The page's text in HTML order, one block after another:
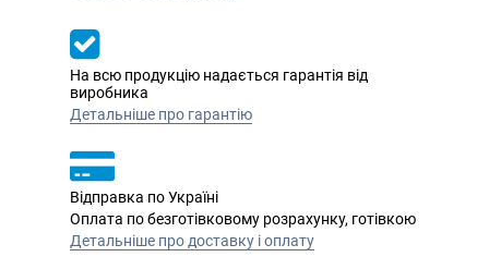
На всю продукцію надається гарантія від
виробника
Детальніше про гарантію
Відправка по Україні
Оплата по безготівковому розрахунку, готівкою
Детальніше про доставку і оплату